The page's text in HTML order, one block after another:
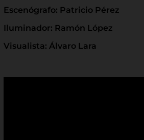
Escenógrafo: Patricio Pérez
Iluminador: Ramón López
Visualista: Álvaro Lara